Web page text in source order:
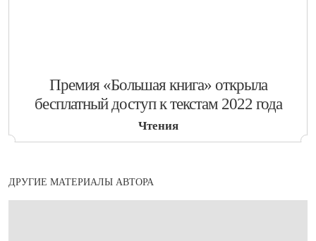
​Премия «Большая книга» открыла
бесплатный доступ к текстам 2022 года
Чтения
ДРУГИЕ МАТЕРИАЛЫ АВТОРА